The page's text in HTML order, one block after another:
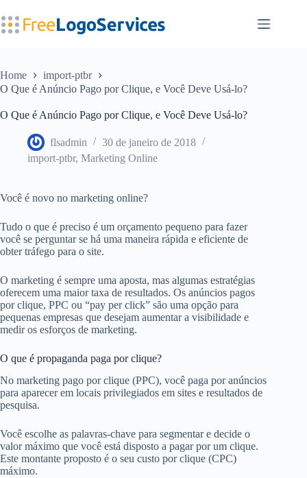
para
o
Home
import-ptbr
O Que é Anúncio Pago por Clique, e Você Deve Usá-lo?
O Que é Anúncio Pago por Clique, e Você Deve Usá-lo?
flsadmin
30 de janeiro de 2018
import-ptbr, Marketing Online
Você é novo no marketing online?
Tudo o que é preciso é um orçamento pequeno para fazer
você se perguntar se há uma maneira rápida e eficiente de
obter tráfego para o site.
O marketing é sempre uma aposta, mas algumas estratégias
oferecem uma maior taxa de resultados. Os anúncios pagos
por clique, PPC ou “pay per click” são uma opção para
pequenas empresas que desejam aumentar a visibilidade e
medir os esforços de marketing.
O que é propaganda paga por clique?
No marketing pago por clique (PPC), você paga por anúncios
para aparecer em locais privilegiados em sites e resultados de
pesquisa.
Você escolhe as palavras-chave para segmentar e decide o
valor máximo que você está disposto a pagar por um clique.
Este montante proposto é o seu custo por clique (CPC)
máximo.